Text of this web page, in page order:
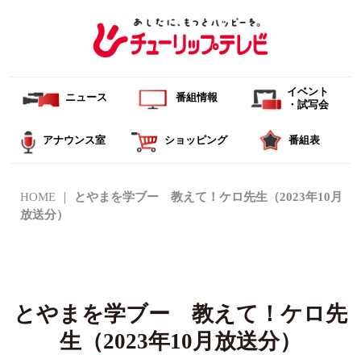
ニュース 番組情報
イベント
・試写会
アナウンス室 ショッピング 番組表
HOME
とやまを学ブー 教えて！ケロ先生（2023年10月
放送分）
とやまを学ブー 教えて！ケロ先
生（2023年10月放送分）